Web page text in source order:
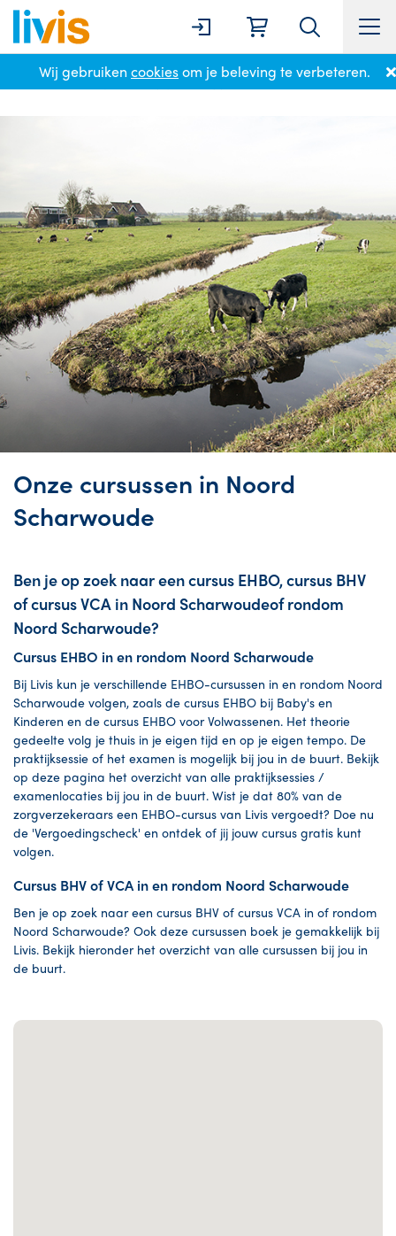
Wij gebruiken cookiesom je beleving te verbeteren.
Locaties Noord Scharwoude
Onze cursussen in Noord
Scharwoude
Ben je op zoek naar een cursus EHBO, cursus BHV
of cursus VCA in Noord Scharwoudeof rondom
Noord Scharwoude?
Cursus EHBO in en rondom Noord Scharwoude
Bij Livis kun je verschillende EHBO-cursussen in en rondom Noord
Scharwoude volgen, zoals de cursus EHBO bij Baby's en
Kinderen en de cursus EHBO voor Volwassenen. Het theorie
gedeelte volg je thuis in je eigen tijd en op je eigen tempo. De
praktijksessie of het examen is mogelijk bij jou in de buurt. Bekijk
op deze pagina het overzicht van alle praktijksessies /
examenlocaties bij jou in de buurt. Wist je dat 80% van de
zorgverzekeraars een EHBO-cursus van Livis vergoedt? Doe nu
de 'Vergoedingscheck' en ontdek of jij jouw cursus gratis kunt
volgen.
Cursus BHV of VCA in en rondom Noord Scharwoude
Ben je op zoek naar een cursus BHV of cursus VCA in of rondom
Noord Scharwoude? Ook deze cursussen boek je gemakkelijk bij
Livis. Bekijk hieronder het overzicht van alle cursussen bij jou in
de buurt.